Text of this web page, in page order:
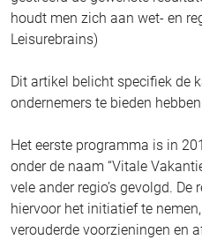
houdt men zich aan wet- en
Leisurebrains)
Dit artikel belicht specifiek de
ondernemers te bieden
Het eerste programma is in
onder de naam “Vitale
vele ander regio’s gevolgd.
hiervoor het initiatief te
verouderde voorzieningen en